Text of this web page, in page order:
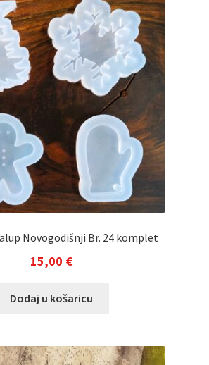
Novogodišnji Br. 24 komplet
15,00 €
Dodaj u košaricu